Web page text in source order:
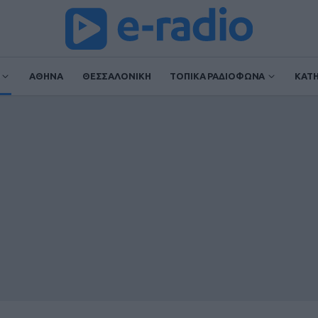
ΑΘΗΝΑ ΘΕΣΣΑΛΟΝΙΚΗ ΤΟΠΙΚΑ ΡΑΔΙΟΦΩΝΑ